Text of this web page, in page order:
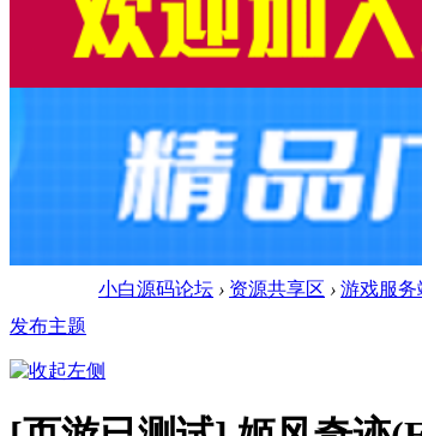
小白源码论坛 › 资源共享区 › 游戏服务
发布主题